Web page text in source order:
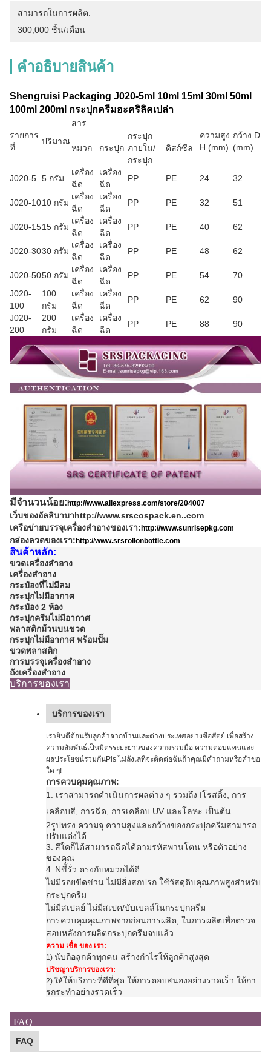
สามารถในการผลิต:
300,000 ชิ้น/เดือน
คําอธิบายสินค้า
Shengruisi Packaging J020-5ml 10ml 15ml 30ml 50ml
100ml 200ml กระปุกครีมอะคริลิคเปล่า
รายการ
ที่
ปริมาณ
สาร
ความสูง
H (mm)
กว้าง D
(mm)
หมวก กระปุก
กระปุก
ภายใน/
กระปุก
ดิสก์ซีล
J020-5 5 กรัม
เครื่อง
ฉีด
เครื่อง
ฉีด
PP PE 24 32
J020-1010 กรัม
เครื่อง
ฉีด
เครื่อง
ฉีด
PP PE 32 51
J020-1515 กรัม
เครื่อง
ฉีด
เครื่อง
ฉีด
PP PE 40 62
J020-3030 กรัม
เครื่อง
ฉีด
เครื่อง
ฉีด
PP PE 48 62
J020-5050 กรัม
เครื่อง
ฉีด
เครื่อง
ฉีด
PP PE 54
70
J020-
100
100
กรัม
เครื่อง
ฉีด
เครื่อง
ฉีด
PP PE 62
90
J020-
200
200
กรัม
เครื่อง
ฉีด
เครื่อง
ฉีด
PP PE 88 90
มีจํานวนน้อย: http://www.aliexpress.com/store/204007
เว็บของอัลลิบาบาhttp://www.srscospack.en..com
เครือข่ายบรรจุเครื่องสําอางของเรา: http://www.sunrisepkg.com
กล่องลวดของเรา: http://www.srsrollonbottle.com
สินค้าหลัก:
ขวดเครื่องสําอาง
เครื่องสําอาง
กระป๋องที่ไม่มีลม
กระปุกไม่มีอากาศ
กระป๋อง 2 ห้อง
กระปุกครีมไม่มีอากาศ
พลาสติกม้วนบนขวด
กระปุกไม่มีอากาศ พร้อมปั๊ม
ขวดพลาสติก
การบรรจุเครื่องสําอาง
ถังเครื่องสําอาง
บริการของเรา
บริการของเรา
เรายินดีต้อนรับลูกค้าจากบ้านและต่างประเทศอย่างซื่อสัตย์ เพื่อสร้าง
ความสัมพันธ์เป็นมิตรระยะยาวของความร่วมมือ ความตอบแทนและ
ผลประโยชน์ร่วมกันPls ไม่ลังเลที่จะติดต่อฉันถ้าคุณมีคําถามหรือคําขอ
ใด ๆ!
การควบคุมคุณภาพ:
1. เราสามารถดําเนินการผลต่าง ๆ รวมถึง fโรสติ้ง, การ
เคลือบสี, การฉีด, การเคลือบ UV และโลหะ เป็นต้น.
2รูปทรง ความจุ ความสูงและกว้างของกระปุกครีมสามารถ
ปรับแต่งได้
3. สีใดก็ได้สามารถฉีดได้ตามรหัสพานโตน หรือตัวอย่าง
ของคุณ
4. Nขี้รั่ว ตรงกับหมวกได้ดี
ไม่มีรอยขีดข่วน ไม่มีสิ่งสกปรก ใช้วัสดุดิบคุณภาพสูงสําหรับ
กระปุกครีม
ไม่มีสเปลย์ ไม่มีสเปค/บับเบลล์ในกระปุกครีม
การควบคุมคุณภาพจากก่อนการผลิต, ในการผลิตเพื่อตรวจ
สอบหลังการผลิตกระปุกครีมจบแล้ว
ความ เชื่อ ของ เรา:
1) นับถือลูกค้าทุกคน สร้างกําไรให้ลูกค้าสูงสุด
ปรัชญาบริการของเรา:
2) ให้ให้บริการที่ดีที่สุด ให้การตอบสนองอย่างรวดเร็ว ให้กา
รกระทําอย่างรวดเร็ว
FAQ
FAQ